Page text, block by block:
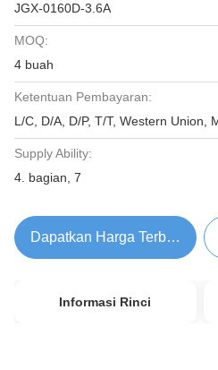
JGX-0160D-3.6A
MOQ:
4 buah
Ketentuan Pembayaran:
L/C, D/A, D/P, T/T, Western Union,
Supply Ability:
4. bagian, 7
Dapatkan Harga Terbaik
Informasi Rinci